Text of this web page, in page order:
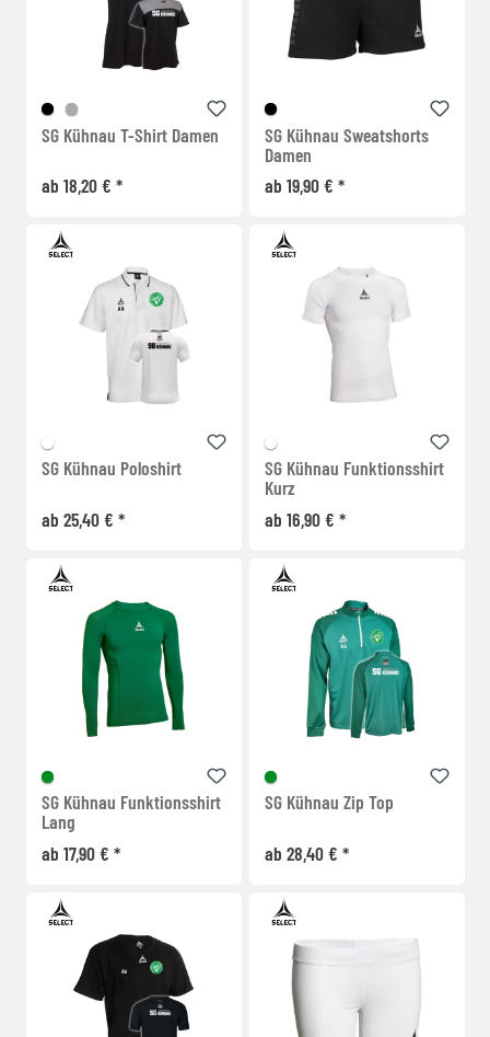
SG Kühnau T-Shirt Damen
ab 18,20 € *
SG Kühnau Sweatshorts
Damen
ab 19,90 € *
SG Kühnau Poloshirt
ab 25,40 € *
SG Kühnau Funktionsshirt
Kurz
ab 16,90 € *
SG Kühnau Funktionsshirt
Lang
ab 17,90 € *
SG Kühnau Zip Top
ab 28,40 € *